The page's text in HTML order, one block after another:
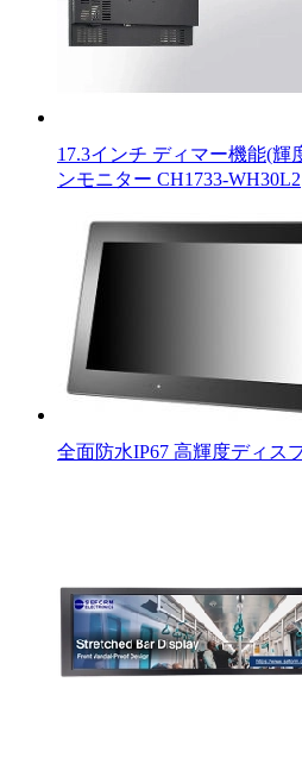
17.3インチ ディマー機能(輝
ンモニター CH1733-WH30L2
全面防水IP67 高輝度ディス